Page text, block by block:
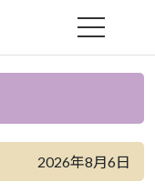
MENU
2026年8月6日